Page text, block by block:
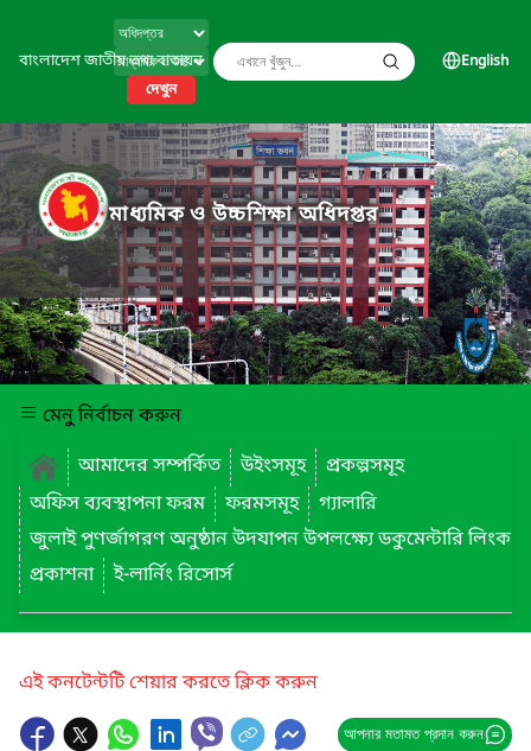
বাংলাদেশ জাতীয় তথ্য বাতায়ন
দেখুন
English
মাধ্যমিক ও উচ্চশিক্ষা অধিদপ্তর
মেনু নির্বাচন করুন
আমাদের সম্পর্কিত
উইংসমূহ
প্রকল্পসমূহ
অফিস ব্যবস্থাপনা ফরম
ফরমসমূহ
গ্যালারি
জুলাই পুণর্জাগরণ অনুষ্ঠান উদযাপন উপলক্ষ্যে ডকুমেন্টারি লিংক
প্রকাশনা
ই-লার্নিং রিসোর্স
এই কনটেন্টটি শেয়ার করতে ক্লিক করুন
আপনার মতামত প্রদান করুন